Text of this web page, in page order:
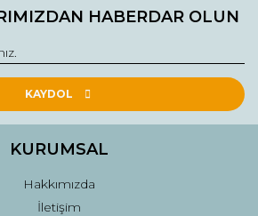
için teşekkür ederiz.
bozuk veya görüntülenemiyor.
eksik bilgiler bulunuyor.
daha pahalı.
HABERDAR OLUN
KAYDOL
KURUMSAL
Hakkımızda
İletişim